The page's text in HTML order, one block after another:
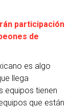
participación
de
es algo
llega
equipos tienen
que están